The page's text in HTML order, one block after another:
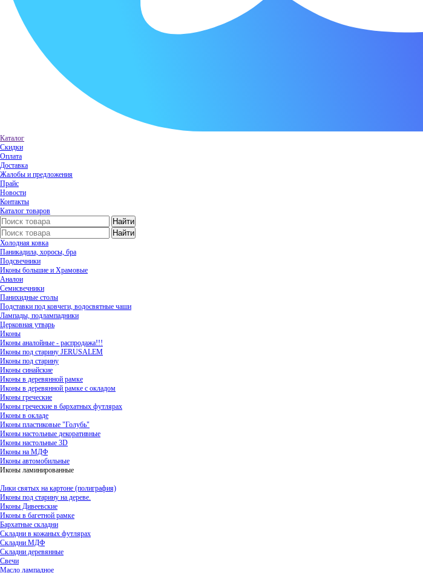
Каталог
Скидки
Оплата
Доставка
Жалобы и предложения
Прайс
Новости
Контакты
Каталог товаров
Холодная ковка
Паникадила, хоросы, бра
Подсвечники
Иконы большие и Храмовые
Аналои
Семисвечники
Панихидные столы
Подставки под ковчеги, водосвятные чаши
Лампады, подлампадники
Церковная утварь
Иконы
Иконы аналойные - распродажа!!!
Иконы под старину JERUSALEM
Иконы под старину
Иконы синайские
Иконы в деревянной рамке
Иконы в деревянной рамке с окладом
Иконы греческие
Иконы греческие в бархатных футлярах
Иконы в окладе
Иконы пластиковые "Голубь"
Иконы настольные декоративные
Иконы настольные 3D
Иконы на МДФ
Иконы автомобильные
Иконы ламинированные
Лики святых на картоне (полиграфия)
Иконы под старину на дереве.
Иконы Дивеевские
Иконы в багетной рамке
Бархатные складни
Складни в кожаных футлярах
Складни МДФ
Складни деревянные
Свечи
Масло лампадное